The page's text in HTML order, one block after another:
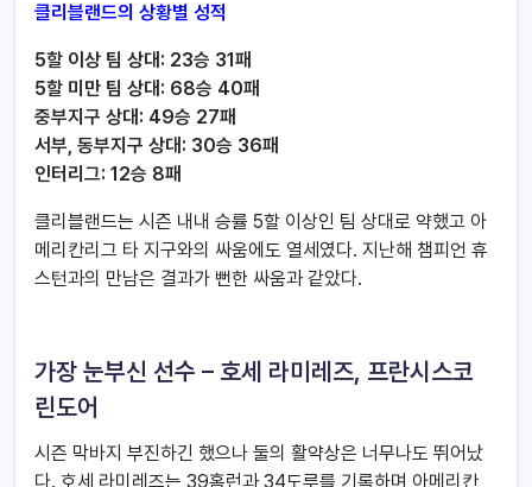
클리블랜드의 상황별 성적
5할 이상 팀 상대: 23승 31패
5할 미만 팀 상대: 68승 40패
중부지구 상대: 49승 27패
서부, 동부지구 상대: 30승 36패
인터리그: 12승 8패
클리블랜드는 시즌 내내 승률 5할 이상인 팀 상대로 약했고 아
메리칸리그 타 지구와의 싸움에도 열세였다. 지난해 챔피언 휴
스턴과의 만남은 결과가 뻔한 싸움과 같았다.
가장 눈부신 선수 – 호세 라미레즈, 프란시스코
린도어
시즌 막바지 부진하긴 했으나 둘의 활약상은 너무나도 뛰어났
다. 호세 라미레즈는 39홈런과 34도루를 기록하며 아메리칸